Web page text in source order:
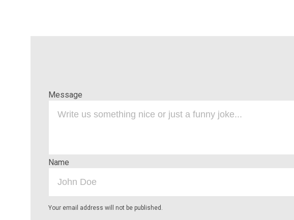
Message
Name
Your email address will not be published.